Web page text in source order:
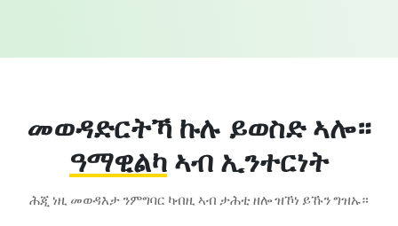
መወዳድርትኻ ኩሉ ይወስድ ኣሎ።
ዓማዊልካ ኣብ ኢንተርነት
ሕጂ ነዚ መወዳእታ ንምግባር ካብዚ ኣብ ታሕቲ ዘሎ ዝኾነ ይኹን ግዝኡ።